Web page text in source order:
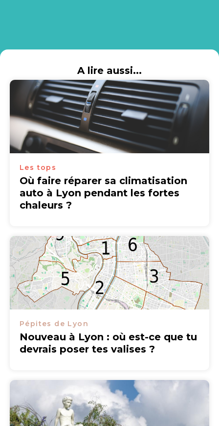
A lire aussi...
Les tops
Où faire réparer sa climatisation
auto à Lyon pendant les fortes
chaleurs ?
Pépites de Lyon
Nouveau à Lyon : où est-ce que tu
devrais poser tes valises ?